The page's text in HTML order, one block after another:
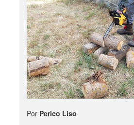
Por Perico Liso